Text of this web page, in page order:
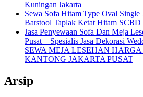
Kuningan Jakarta
Sewa Sofa Hitam Type Oval Single
Barstool Taplak Ketat Hitam SCBD
Jasa Penyewaan Sofa Dan Meja
Pusat – Spesialis Jasa Dekorasi
SEWA MEJA LESEHAN
KANTONG JAKARTA PUSAT
Arsip